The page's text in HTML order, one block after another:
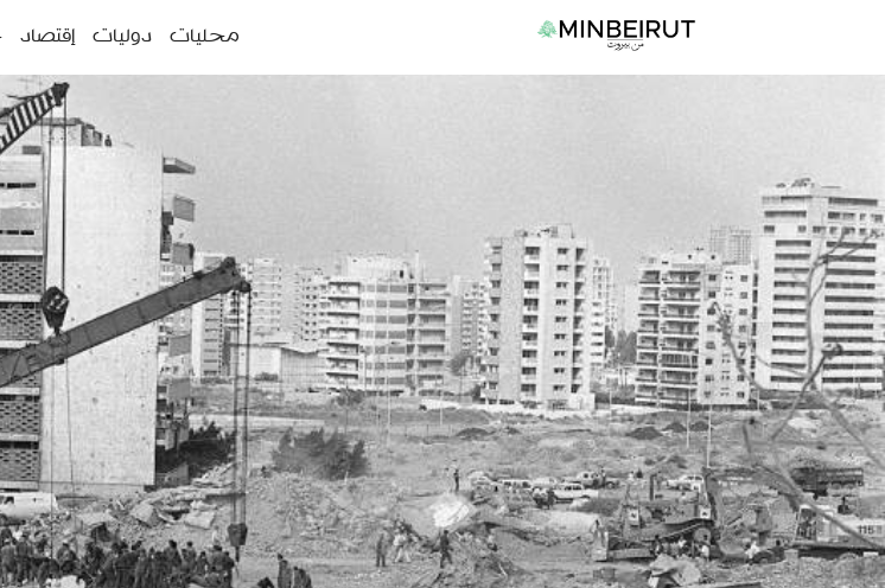
الرئيسية
محليات دوليات إقتصاد